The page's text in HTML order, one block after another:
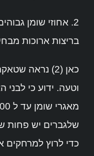
2. אחוזי שומן
בריצות ארוכות
כאן (2) נראה
וטעה. ידוע כי
שלגברים יש פחות
כדי לרוץ למרחקים